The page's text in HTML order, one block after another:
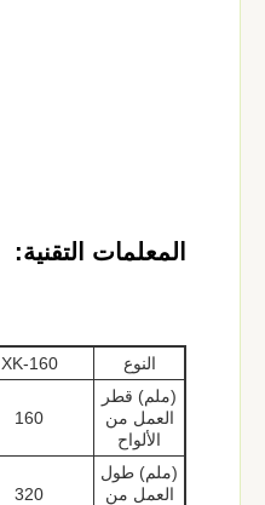
المعلمات التقنية:
النوع XK-160
(ملم) قطر
العمل من
الألواح
160
(ملم) طول
العمل من
320